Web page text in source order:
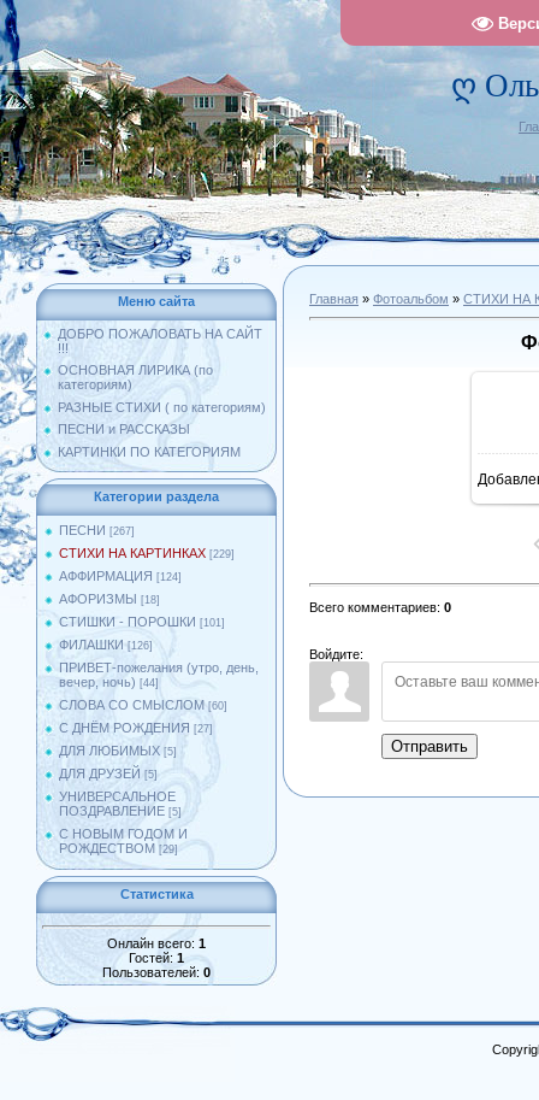
ღ
Меню сайта
ДОБРО ПОЖАЛОВАТЬ НА САЙТ
!!!
ОСНОВНАЯ ЛИРИКА (по
категориям)
РАЗНЫЕ СТИХИ ( по категориям)
ПЕСНИ и РАССКАЗЫ
КАРТИНКИ ПО КАТЕГОРИЯМ
Категории раздела
ПЕСНИ [267]
СТИХИ НА КАРТИНКАХ [229]
АФФИРМАЦИЯ [124]
АФОРИЗМЫ [18]
СТИШКИ - ПОРОШКИ [101]
ФИЛАШКИ [126]
ПРИВЕТ-пожелания (утро, день,
вечер, ночь) [44]
СЛОВА СО СМЫСЛОМ [60]
С ДНЁМ РОЖДЕНИЯ [27]
ДЛЯ ЛЮБИМЫХ [5]
ДЛЯ ДРУЗЕЙ [5]
УНИВЕРСАЛЬНОЕ
ПОЗДРАВЛЕНИЕ [5]
С НОВЫМ ГОДОМ И
РОЖДЕСТВОМ [29]
Статистика
Онлайн всего: 1
Гостей: 1
Пользователей: 0
Главная » Фотоальбом » СТИХИ НА
Всего комментариев: 0
Войдите:
Отправить